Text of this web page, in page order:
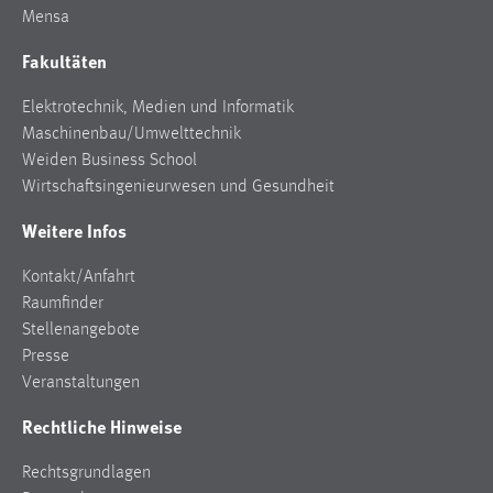
Mensa
Fakultäten
Elektrotechnik, Medien und Informatik
Maschinenbau/Umwelttechnik
Weiden Business School
Wirtschaftsingenieurwesen und Gesundheit
Weitere Infos
Kontakt/Anfahrt
Raumfinder
Stellenangebote
Presse
Veranstaltungen
Rechtliche Hinweise
Rechtsgrundlagen
einloggen zu können.
Cookie Laufzeit:
24 Stunden
STATISTIK
Diese Informationen helfen uns zu verstehen, wie
unsere Besucher unsere Website nutzen.
_pk_ref, _pk_cvar, _pk_id, _pk_ses
Zweck: